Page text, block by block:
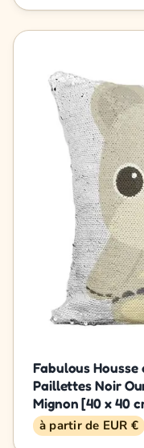
Fabulous Housse
Paillettes Noir
Mignon [40 x 40
à partir de EUR €